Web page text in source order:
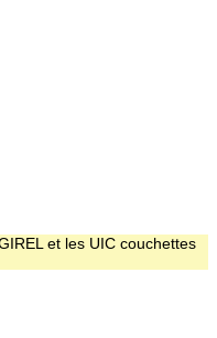
et les UIC couchettes